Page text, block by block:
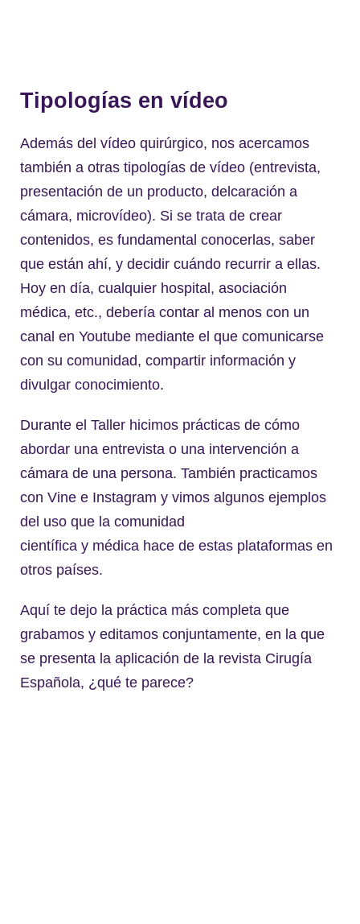
Tipologías en vídeo
Además del vídeo quirúrgico, nos acercamos
también a otras tipologías de vídeo (entrevista,
presentación de un producto, delcaración a
cámara, microvídeo). Si se trata de crear
contenidos, es fundamental conocerlas, saber
que están ahí, y decidir cuándo recurrir a ellas.
Hoy en día, cualquier hospital, asociación
médica, etc., debería contar al menos con un
canal en Youtube mediante el que comunicarse
con su comunidad, compartir información y
divulgar conocimiento.
Durante el Taller hicimos prácticas de cómo
abordar una entrevista o una intervención a
cámara de una persona. También practicamos
con Vine e Instagram y vimos algunos ejemplos
del uso que la comunidad
científica y médica hace de estas plataformas en
otros países.
Aquí te dejo la práctica más completa que
grabamos y editamos conjuntamente, en la que
se presenta la aplicación de la revista Cirugía
Española, ¿qué te parece?